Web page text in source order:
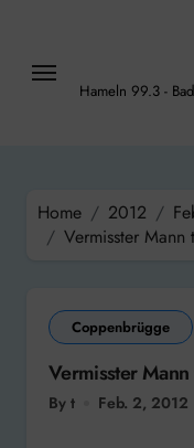
content
Hameln 99.3 -
Home 2012
Vermisster
Coppenbrügge
Vermisster
By t Feb. 2, 2012